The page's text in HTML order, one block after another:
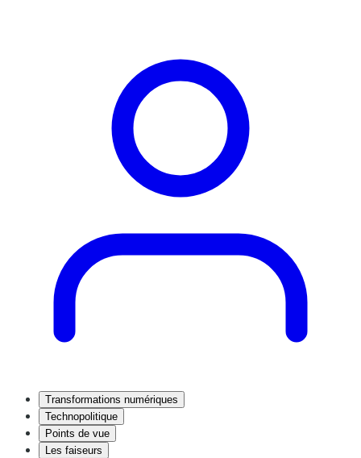
Transformations numériques
Technopolitique
Points de vue
Les faiseurs